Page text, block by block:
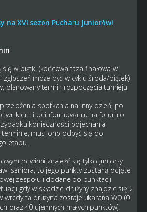
na XVI sezon Pucharu Juniorów!
w piątki (końcowa faza finałowa w
zgłoszeń może być w cyklu środa/piątek)
planowany termin rozpoczęcia turnieju
spotkania na inny dzień, po
i poinformowaniu na forum o
konieczności odjechania
musi ono odbyć się do
etapu.
powinni znaleźć się tylko juniorzy.
seniora, to jego punkty zostaną odjęte
zespołu i dodane do punktacji
gdy w składzie drużyny znajdzie się 2
wtedy ta drużyna zostaje ukarana WO (0
oraz 40 ujemnych małych punktów).